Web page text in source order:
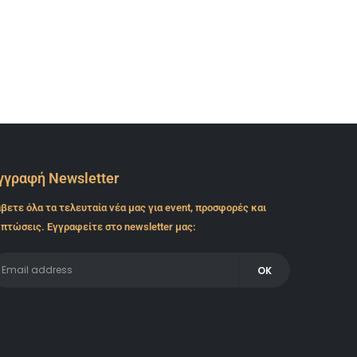
Newsletter
όλα τα τελευταία νέα μας για event, προσφορές και
Εγγραφείτε στο newsletter μας: